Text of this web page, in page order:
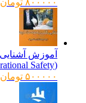
آموزش آشنایی کلی
۵۰۰۰۰۰ تومان